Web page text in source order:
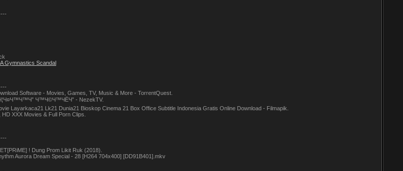
Gymnastics Scandal
Software - Movies, Games, TV, Music & More - TorrentQuest.
Ч™Ч©Ч™ЧЁЧ” - NezekTV.
Layarkaca21 Lk21 Dunia21 Bioskop Cinema 21 Box Office Subtitle Indonesia Gratis Online Download - Filmapik.
XXX Movies & Full Porn Clips.
! Dung Prom Likit Ruk (2018).
Aurora Dream Special - 28 [H264 704x400] [DD91B401].mkv